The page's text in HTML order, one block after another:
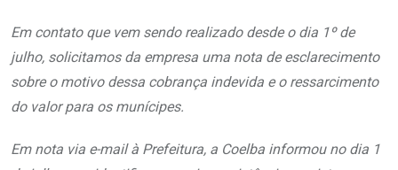
Em contato que vem sendo realizado desde o dia 1º de
julho, solicitamos da empresa uma nota de esclarecimento
sobre o motivo dessa cobrança indevida e o ressarcimento
do valor para os munícipes.
Em nota via e-mail à Prefeitura, a Coelba informou no dia 1